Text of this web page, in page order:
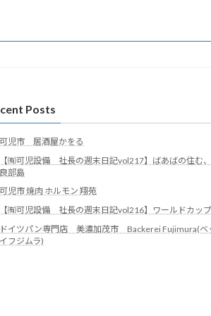
Posts
可児市 居酒屋かをる
【㈲可児設備 社長の週末日記vol217】ばあばの住む
良部島
可児市 焼肉 ホルモン 翔苑
【㈲可児設備 社長の週末日記vol216】ワールドカップ
ドイツパン専門店 美濃加茂市 Backerei Fujimura(ベ
イフジムラ)